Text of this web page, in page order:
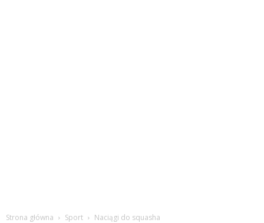
Strona główna Sport Naciągi do squasha